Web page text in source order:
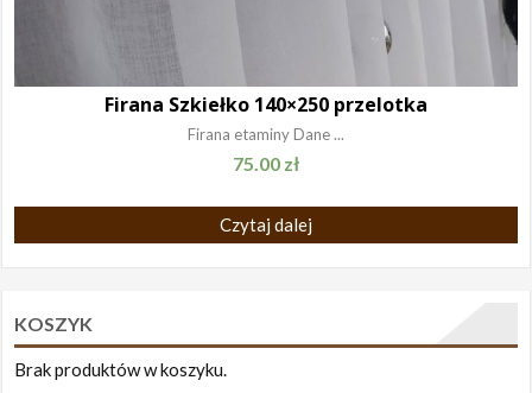
Firana Szkiełko 140×250 przelotka
Firana etaminy Dane ...
75.00 zł
Czytaj dalej
KOSZYK
Brak produktów w koszyku.